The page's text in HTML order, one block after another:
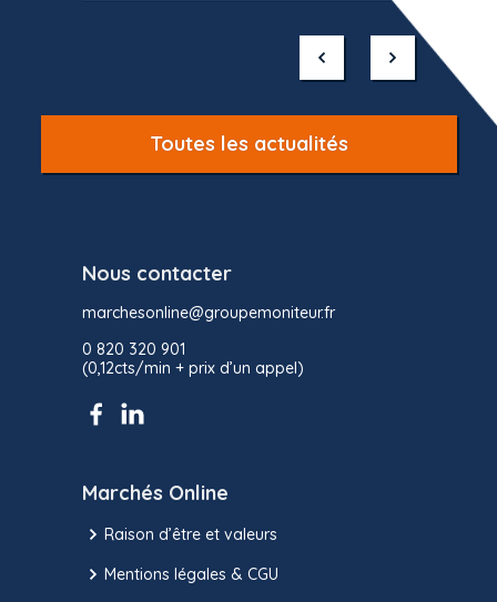
Toutes les actualités
Nous contacter
marchesonline@groupemoniteur.fr
0 820 320 901
(0,12cts/min + prix d’un appel)
Marchés Online
Raison d’être et valeurs
Mentions légales & CGU